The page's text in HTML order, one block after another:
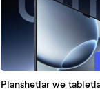
Planshetlar we